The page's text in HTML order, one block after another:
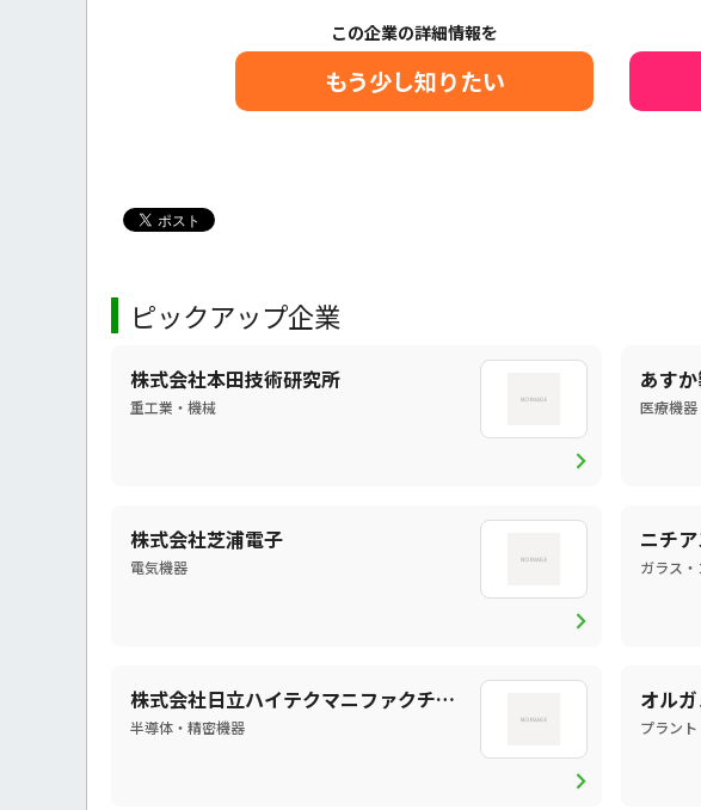
この企業の詳細情報を
もう少し知りたい
ピックアップ企業
株式会社本田技術研究所
重工業・機械
chevron_right
あす
医療機
株式会社芝浦電子
電気機器
chevron_right
ニチ
ガラス
株式会社日立ハイテクマニファクチャ＆サービス
半導体・精密機器
chevron_right
オル
プラン